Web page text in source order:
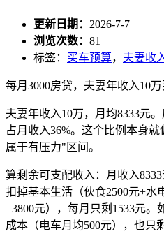
更新日期： 2026-7-7
浏览次数： 81
标签： 买车预算， 夫妻收
每月3000房贷，夫妻年收入10万
夫妻年收入10万，月均8333元。
占月收入36%。这个比例本身
属于有压力"区间。
算剩余可支配收入：月收入
扣掉基本生活（伙食2500元+水
=3800元），每月只剩1533元
成本（电车月均500元），也只